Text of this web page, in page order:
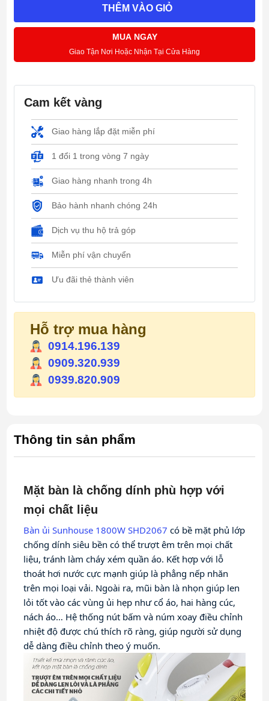
THÊM VÀO GIỎ
MUA NGAY
Giao Tận Nơi Hoặc Nhận Tại Cửa Hàng
Cam kết vàng
Giao hàng lắp đặt miễn phí
1 đổi 1 trong vòng 7 ngày
Giao hàng nhanh trong 4h
Bảo hành nhanh chóng 24h
Dịch vụ thu hộ trả góp
Miễn phí vận chuyển
Ưu đãi thẻ thành viên
Hỗ trợ mua hàng
0914.196.139
0909.320.939
0939.820.909
Thông tin sản phẩm
Mặt bàn là chống dính phù hợp với
mọi chất liệu
Bàn ủi Sunhouse 1800W SHD2067 có bề mặt phủ lớp
chống dính siêu bền có thể trượt êm trên mọi chất
liệu, tránh làm cháy xém quần áo. Kết hợp với lỗ
thoát hơi nước cực mạnh giúp là phẳng nếp nhăn
trên mọi loại vải. Ngoài ra, mũi bàn là nhọn giúp len
lỏi tốt vào các vùng ủi hẹp như cổ áo, hai hàng cúc,
nách áo… Hệ thống nút bấm và núm xoay điều chỉnh
nhiệt độ được chú thích rõ ràng, giúp người sử dụng